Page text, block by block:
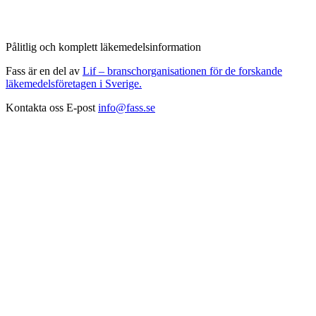
Pålitlig och komplett läkemedelsinformation
Fass är en del av Lif – branschorganisationen för de forskande
läkemedelsföretagen i Sverige.
Kontakta oss E-post info@fass.se